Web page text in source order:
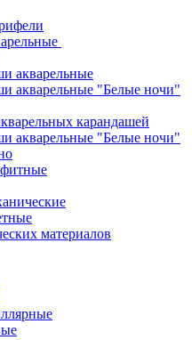
акварельные
акварельные "Белые ночи"
карандашей
акварельные "Белые ночи"
материалов